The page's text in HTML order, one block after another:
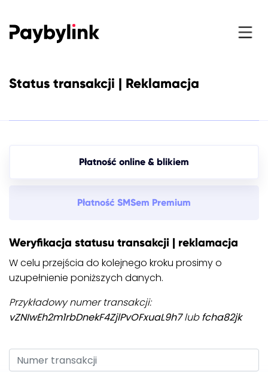
Status transakcji | Reklamacja
Płatność online & blikiem
Płatność SMSem Premium
Weryfikacja statusu transakcji | reklamacja
W celu przejścia do kolejnego kroku prosimy o
uzupełnienie poniższych danych.
Przykładowy numer transakcji:
vZNIwEh2m1rbDnekF4ZjlPvOFxuaL9h7lubfcha82jk